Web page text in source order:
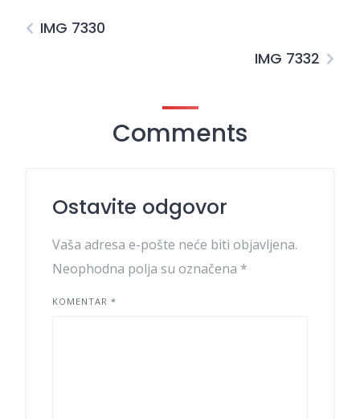
IMG 7330
IMG 7332
Comments
Ostavite odgovor
Vaša adresa e-pošte neće biti objavljena.
Neophodna polja su označena *
KOMENTAR *